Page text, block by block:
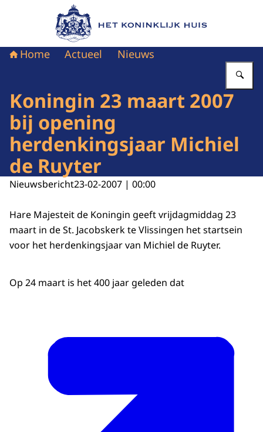
Naar de homepage van Het Koninklijk Huis
Home Actueel Nieuws
Koningin 23 maart 2007
bij opening
herdenkingsjaar Michiel
de Ruyter
Nieuwsbericht23-02-2007 | 00:00
Hare Majesteit de Koningin geeft vrijdagmiddag 23
maart in de St. Jacobskerk te Vlissingen het startsein
voor het herdenkingsjaar van Michiel de Ruyter.
Op 24 maart is het 400 jaar geleden dat